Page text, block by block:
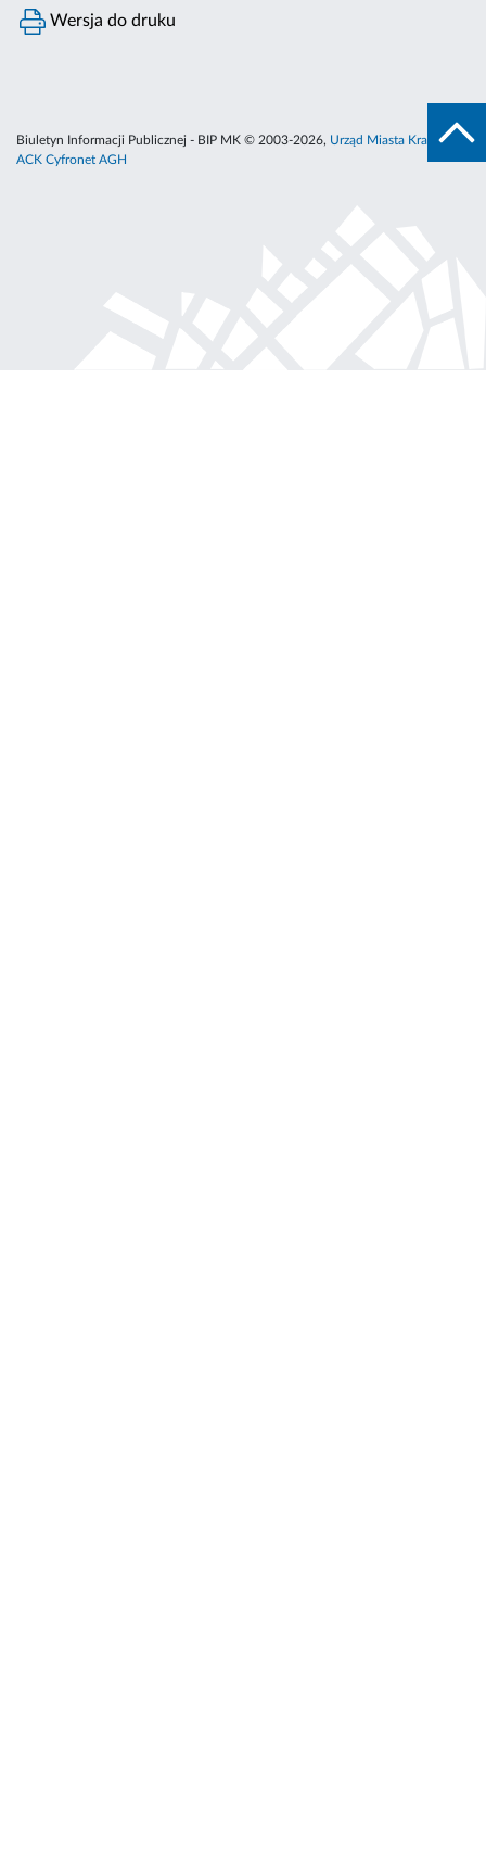
Wersja do druku
Biuletyn Informacji Publicznej - BIP MK © 2003-2026, Urząd Miasta Krakowa
ACK Cyfronet AGH